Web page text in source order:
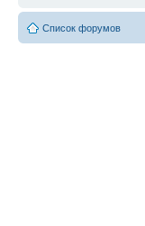
Список форумов